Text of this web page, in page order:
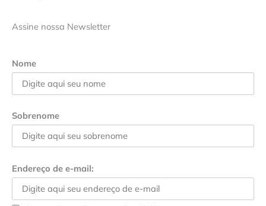
Assine nossa Newsletter
Nome
Sobrenome
Endereço de e-mail: